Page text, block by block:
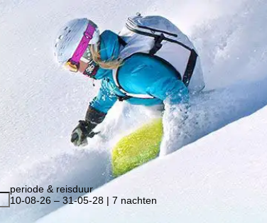
de hoogte van onze kortingsacties!
periode & reisduur
10-08-26 – 31-05-28 | 7 nachten